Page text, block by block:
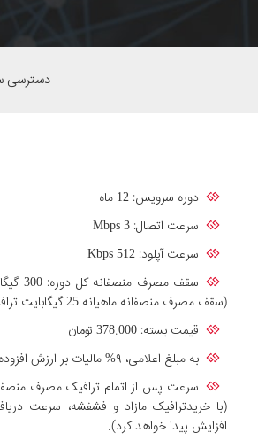
دسترسی
دوره سرویس: 12 ماه
سرعت اتصال: Mbps 3
سرعت آپلود: Kbps 512
سقف
(سقف مصرف منصفانه ماهیانه 25 گیگابایت ترافیک بین الملل)
قیمت بسته: 378.000 تومان
به مبلغ اعلامی، ۹% مالیات بر ارزش افزوده اضافه می گردد.
(با خریدترافیک مازاد و فشفشه، سرعت
افزایش پیدا خواهد کرد).